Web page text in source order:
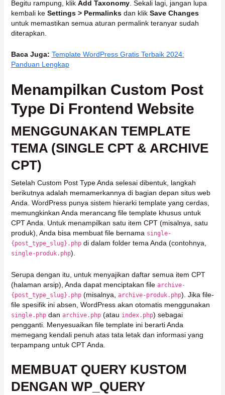
Begitu rampung, klik Add Taxonomy. Sekali lagi, jangan lupa
kembali ke Settings > Permalinksdan klik Save Changes
untuk memastikan semua aturan permalink teranyar sudah
diterapkan.
Baca Juga: Template WordPress Gratis Terbaik 2024:
Panduan Lengkap
Menampilkan Custom Post
Type Di Frontend Website
MENGGUNAKAN TEMPLATE
TEMA (SINGLE CPT & ARCHIVE
CPT)
Setelah Custom Post Type Anda selesai dibentuk, langkah
berikutnya adalah memamerkannya di bagian depan situs web
Anda. WordPress punya sistem hierarki template yang cerdas,
memungkinkan Anda merancang file template khusus untuk
CPT Anda. Untuk menampilkan satu item CPT (misalnya, satu
produk), Anda bisa membuat file bernama single-
{post_type_slug}.phpdi dalam folder tema Anda (contohnya,
single-produk.php).
Serupa dengan itu, untuk menyajikan daftar semua item CPT
(halaman arsip), Anda dapat menciptakan file archive-
{post_type_slug}.php(misalnya, archive-produk.php). Jika file-
file spesifik ini absen, WordPress akan otomatis menggunakan
single.phpdan archive.php(atau index.php) sebagai
pengganti. Menyesuaikan file template ini berarti Anda
memegang kendali penuh atas tata letak dan informasi yang
terpampang untuk CPT Anda.
MEMBUAT QUERY KUSTOM
DENGAN WP_QUERY